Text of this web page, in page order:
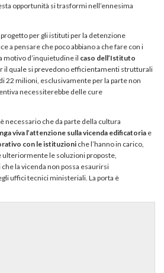
opportunità si trasformi nell’ennesima
per gli istituti per la detenzione
a pensare che poco abbiano a che fare con i
motivo d’inquietudine il caso dell’Istituto
il quale si prevedono efficientamenti strutturali
22 milioni, esclusivamente per la parte non
necessiterebbe delle cure
necessario che da parte della cultura
viva l’attenzione sulla vicenda edificatoria e
con le istituzioniche l’hanno in carico,
ulteriormente le soluzioni proposte,
la vicenda non possa esaurirsi
uffici tecnici ministeriali. La porta è